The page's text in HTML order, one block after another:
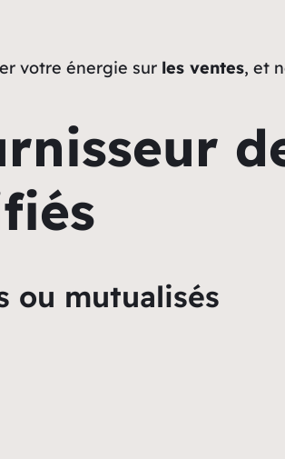
votre énergie sur les ventes, et
ou mutualisés